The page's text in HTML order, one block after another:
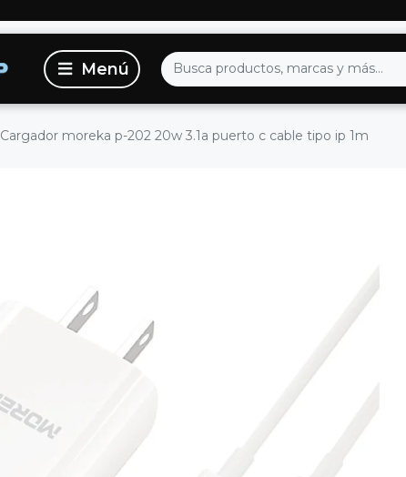
Cargador moreka p-202 20w 3.1a puerto c cable tipo ip 1m